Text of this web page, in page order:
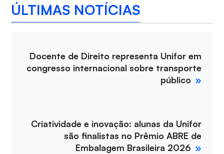
ÚLTIMAS NOTÍCIAS
Docente de Direito representa Unifor em
congresso internacional sobre transporte
público
Criatividade e inovação: alunas da Unifor
são finalistas no Prêmio ABRE de
Embalagem Brasileira 2026